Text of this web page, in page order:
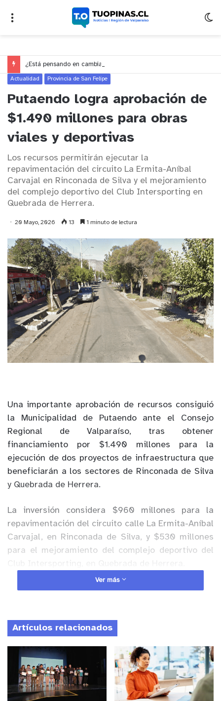
Actualidad Provincia de San Felipe
Putaendo logra aprobación de
$1.490 millones para obras
viales y deportivas
Los recursos permitirán ejecutar la
repavimentación del circuito La Ermita-Aníbal
Carvajal en Rinconada de Silva y el mejoramiento
del complejo deportivo del Club Intersporting en
Quebrada de Herrera.
20 Mayo, 2026 13 1 minuto de lectura
Una importante aprobación de recursos consiguió
la Municipalidad de Putaendo ante el Consejo
Regional de Valparaíso, tras obtener
financiamiento por $1.490 millones para la
ejecución de dos proyectos de infraestructura que
beneficiarán a los sectores de Rinconada de Silva
y Quebrada de Herrera.
La inversión considera $960 millones para la
repavimentación del circuito calle La Ermita-Aníbal
Carvajal, en Rinconada de Silva, y $530 millones
para el mejoramiento del complejo deportivo del
Anuncio Patrocinado
son resultado de una planificación sostenida y del
trabajo técnico desarrollado por los equipos
municipales, especialmente por la Secretaría de
Planificación. Además, agradeció el respaldo del
Gobierno Regional, del CORE y de los consejeros
de la Provincia de San Felipe.
Ver más
Artículos relacionados